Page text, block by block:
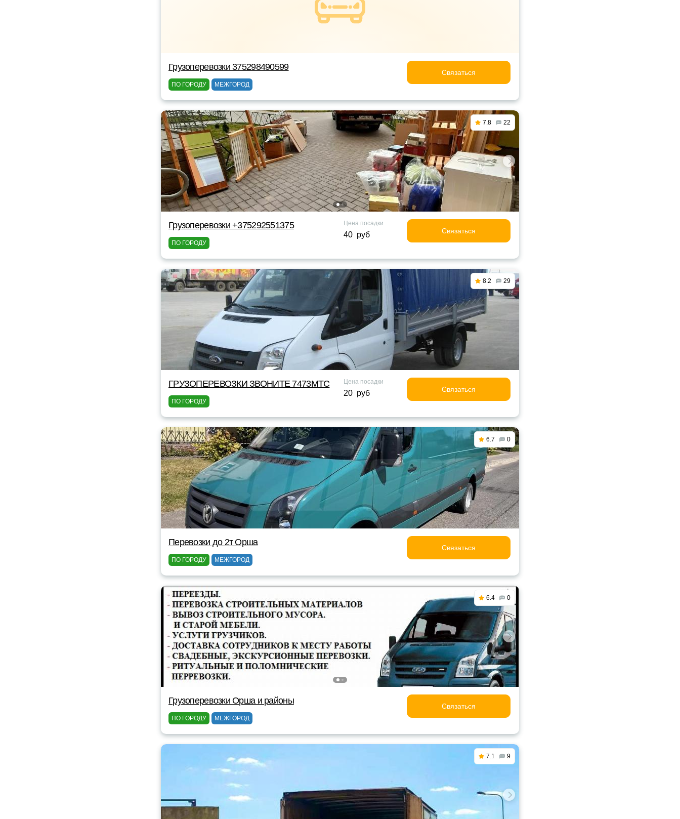
Грузоперевозки 375298490599
ПО ГОРОДУ МЕЖГОРОД
Связаться
7.8 22
Грузоперевозки +375292551375
ПО ГОРОДУ
Цена посадки
40 руб Связаться
8.2 29
ГРУЗОПЕРЕВОЗКИ ЗВОНИТЕ 7473МТС
ПО ГОРОДУ
Цена посадки
20 руб Связаться
6.7 0
Перевозки до 2т Орша
ПО ГОРОДУ МЕЖГОРОД
Связаться
6.4 0
Грузоперевозки Орша и районы
ПО ГОРОДУ МЕЖГОРОД
Связаться
7.1 9